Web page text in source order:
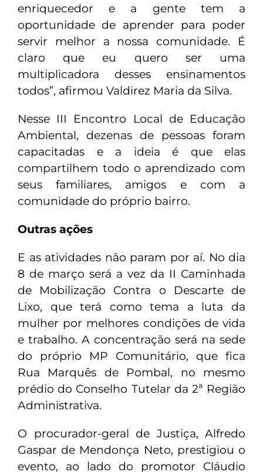
enriquecedor e a gente tem a
oportunidade de aprender para poder
servir melhor a nossa comunidade. É
claro que eu quero ser uma
multiplicadora desses ensinamentos
todos”, afirmou Valdirez Maria da Silva.
Nesse III Encontro Local de Educação
Ambiental, dezenas de pessoas foram
capacitadas e a ideia é que elas
compartilhem todo o aprendizado com
seus familiares, amigos e com a
comunidade do próprio bairro.
Outras ações
E as atividades não param por aí. No dia
8 de março será a vez da II Caminhada
de Mobilização Contra o Descarte de
Lixo, que terá como tema a luta da
mulher por melhores condições de vida
e trabalho. A concentração será na sede
do próprio MP Comunitário, que fica
Rua Marquês de Pombal, no mesmo
prédio do Conselho Tutelar da 2ª Região
Administrativa.
O procurador-geral de Justiça, Alfredo
Gaspar de Mendonça Neto, prestigiou o
evento, ao lado do promotor Cláudio